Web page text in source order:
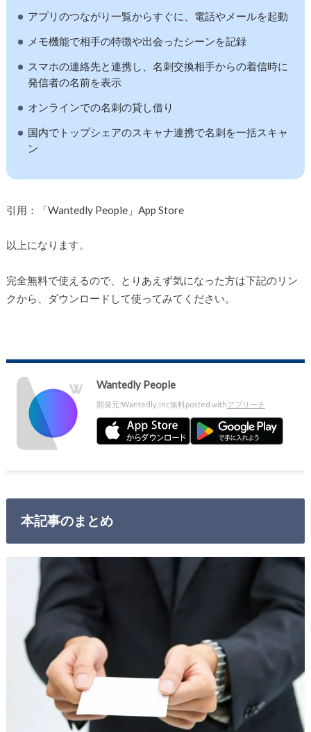
アプリのつながり一覧からすぐに、電話やメールを起動
メモ機能で相手の特徴や出会ったシーンを記録
スマホの連絡先と連携し、名刺交換相手からの着信時に
発信者の名前を表示
オンラインでの名刺の貸し借り
国内でトップシェアのスキャナ連携で名刺を一括スキャ
ン
引用：「Wantedly People」App Store
以上になります。
完全無料で使えるので、とりあえず気になった方は下記のリン
クから、ダウンロードして使ってみてください。
Wantedly People
開発元:Wantedly, Inc無料posted withアプリーチ
本記事のまとめ